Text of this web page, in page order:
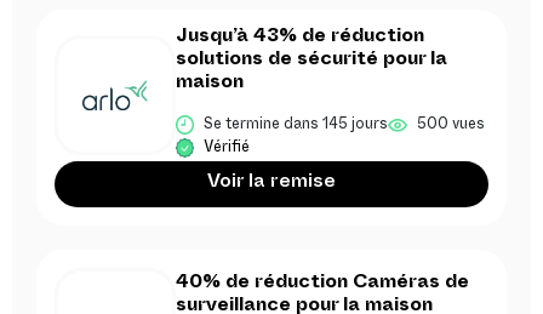
Jusqu’à 43% de réduction
solutions de sécurité pour la
maison
Se termine dans 145 jours 500 vues
Vérifié
Voir la remise
40% de réduction Caméras de
surveillance pour la maison